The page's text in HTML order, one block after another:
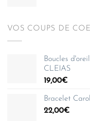
VOS COUPS DE
Boucles
CLEIAS
19,00€
Bracelet
22,00€